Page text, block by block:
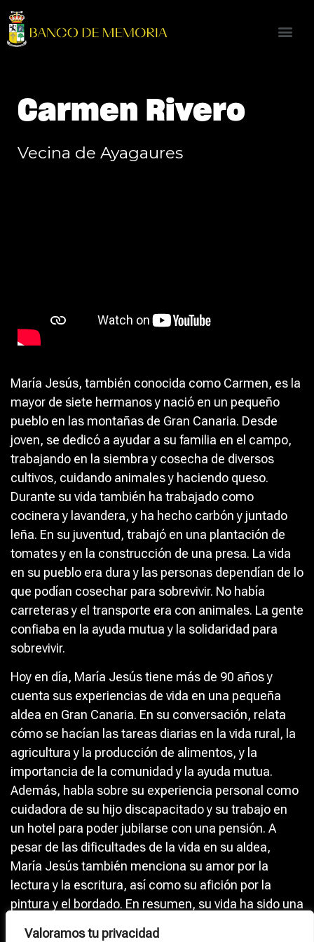
Valoramos tu privacidad
Carmen Rivero
Vecina de Ayagaures
María Jesús, también conocida como Carmen, es la
mayor de siete hermanos y nació en un pequeño
pueblo en las montañas de Gran Canaria. Desde
joven, se dedicó a ayudar a su familia en el campo,
trabajando en la siembra y cosecha de diversos
cultivos, cuidando animales y haciendo queso.
Durante su vida también ha trabajado como
cocinera y lavandera, y ha hecho carbón y juntado
leña. En su juventud, trabajó en una plantación de
tomates y en la construcción de una presa. La vida
en su pueblo era dura y las personas dependían de lo
que podían cosechar para sobrevivir. No había
carreteras y el transporte era con animales. La gente
confiaba en la ayuda mutua y la solidaridad para
sobrevivir.
Hoy en día, María Jesús tiene más de 90 años y
cuenta sus experiencias de vida en una pequeña
aldea en Gran Canaria. En su conversación, relata
cómo se hacían las tareas diarias en la vida rural, la
agricultura y la producción de alimentos, y la
importancia de la comunidad y la ayuda mutua.
Además, habla sobre su experiencia personal como
cuidadora de su hijo discapacitado y su trabajo en
un hotel para poder jubilarse con una pensión. A
pesar de las dificultades de la vida en su aldea,
María Jesús también menciona su amor por la
lectura y la escritura, así como su afición por la
pintura y el bordado. En resumen, su vida ha sido una